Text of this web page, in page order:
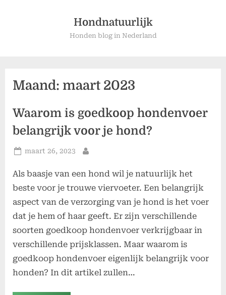
Hondnatuurlijk
Honden blog in Nederland
Maand: maart 2023
Waarom is goedkoop hondenvoer
belangrijk voor je hond?
Geplaatst
maart 26, 2023
Als baasje van een hond wil je natuurlijk het
beste voor je trouwe viervoeter. Een belangrijk
aspect van de verzorging van je hond is het voer
dat je hem of haar geeft. Er zijn verschillende
soorten goedkoop hondenvoer verkrijgbaar in
verschillende prijsklassen. Maar waarom is
goedkoop hondenvoer eigenlijk belangrijk voor
honden? In dit artikel zullen…